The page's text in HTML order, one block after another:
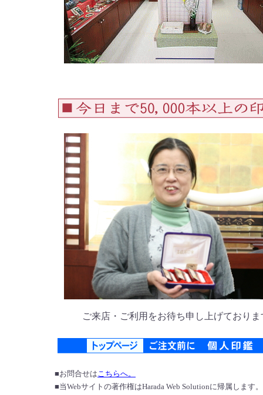
ご来店・ご利用をお待ち申し上げておりま
■お問合せはこちらへ。
■当Webサイトの著作権はHarada Web Solutionに帰属します。